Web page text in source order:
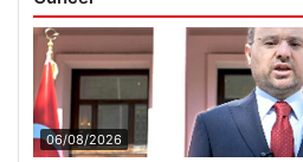
06/08/2026